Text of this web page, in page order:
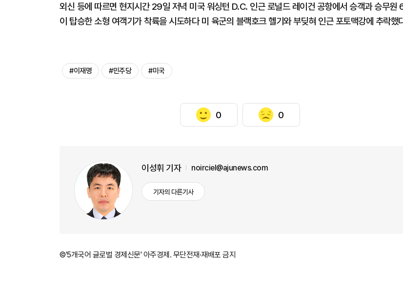
외신 등에 따르면 현지시간 29일 저녁 미국 워싱턴 D.C. 인근 로널드 레이건 공항에서 승객과 승무원
이 탑승한 소형 여객기가 착륙을 시도하다 미 육군의 블랙호크 헬기와 부딪혀 인근 포토맥강에 추락했
#이재명 #민주당 #미국
0 0
이성휘 기자 noirciel@ajunews.com
기자의 다른기사
©'5개국어 글로벌 경제신문' 아주경제. 무단전재·재배포 금지